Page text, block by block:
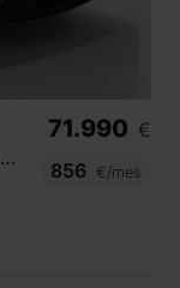
BLACK LINE 40 TDI 150KW QUATTRO ULTRA
71.990 €
856
€/mes